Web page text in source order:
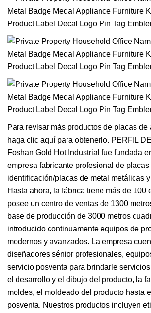
Para revisar más productos de placas de
haga clic aquí para obtenerlo. PERFIL
Foshan Gold Hot Industrial fue fundada
empresa fabricante profesional de placas
identificación/placas de metal metálicas
Hasta ahora, la fábrica tiene más de 100
posee un centro de ventas de 1300
base de producción de 3000 metros
introducido continuamente equipos de
modernos y avanzados. La empresa
diseñadores sénior profesionales,
servicio posventa para brindarle
el desarrollo y el dibujo del producto, la
moldes, el moldeado del producto hasta
posventa. Nuestros productos incluyen